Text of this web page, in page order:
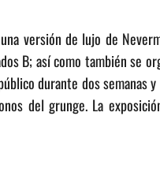
versión de lujo de
B; así como también se
durante dos semanas
del grunge. La